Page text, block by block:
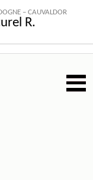
– CAUVALDOR
R.